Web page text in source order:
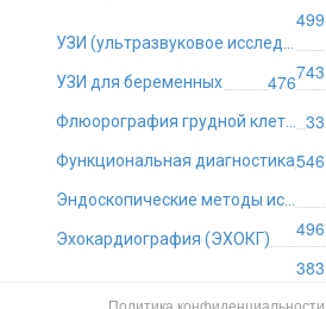
499
743
УЗИ для беременных 476
33
Функциональная диагностика546
496
Эхокардиография (ЭХОКГ)
383
Политика конфиденциальности